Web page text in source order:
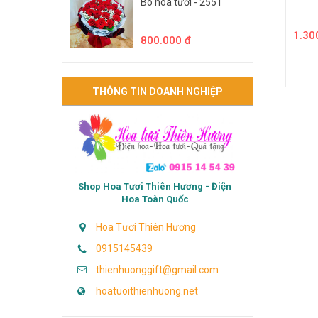
800.000 đ
THÔNG TIN DOANH NGHIỆP
Shop Hoa Tươi Thiên Hương - Điện
Hoa Toàn Quốc
Hoa Tươi Thiên Hương
0915145439
thienhuonggift@gmail.com
hoatuoithienhuong.net